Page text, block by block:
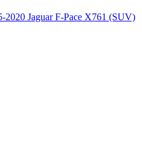
2020 Jaguar F-Pace X761 (SUV)